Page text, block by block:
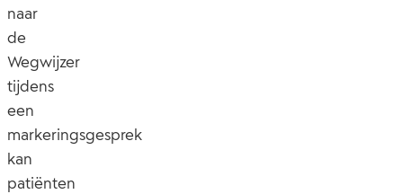
naar
de
Wegwijzer
tijdens
een
markeringsgesprek
kan
patiënten